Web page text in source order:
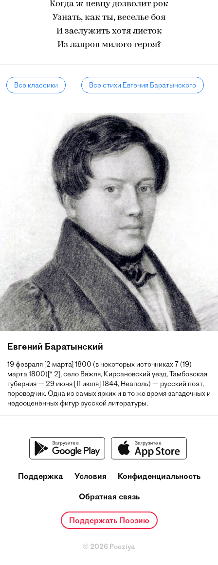
Когда ж певцу дозволит рок
Узнать, как ты, веселье боя
И заслужить хотя листок
Из лавров милого героя?
Все классики Все стихи Евгения Баратынского
Евгений Баратынский
19 февраля [2 марта] 1800 (в некоторых источниках 7 (19)
марта 1800)[* 2], село Вяжля, Кирсановский уезд, Тамбовская
губерния — 29 июня [11 июля] 1844, Неаполь) — русский поэт,
переводчик. Одна из самых ярких и в то же время загадочных и
недооценённых фигур русской литературы.
Поддержка Условия Конфиденциальность
Обратная связь
Поддержать Поэзию
© 2026 Poeziya